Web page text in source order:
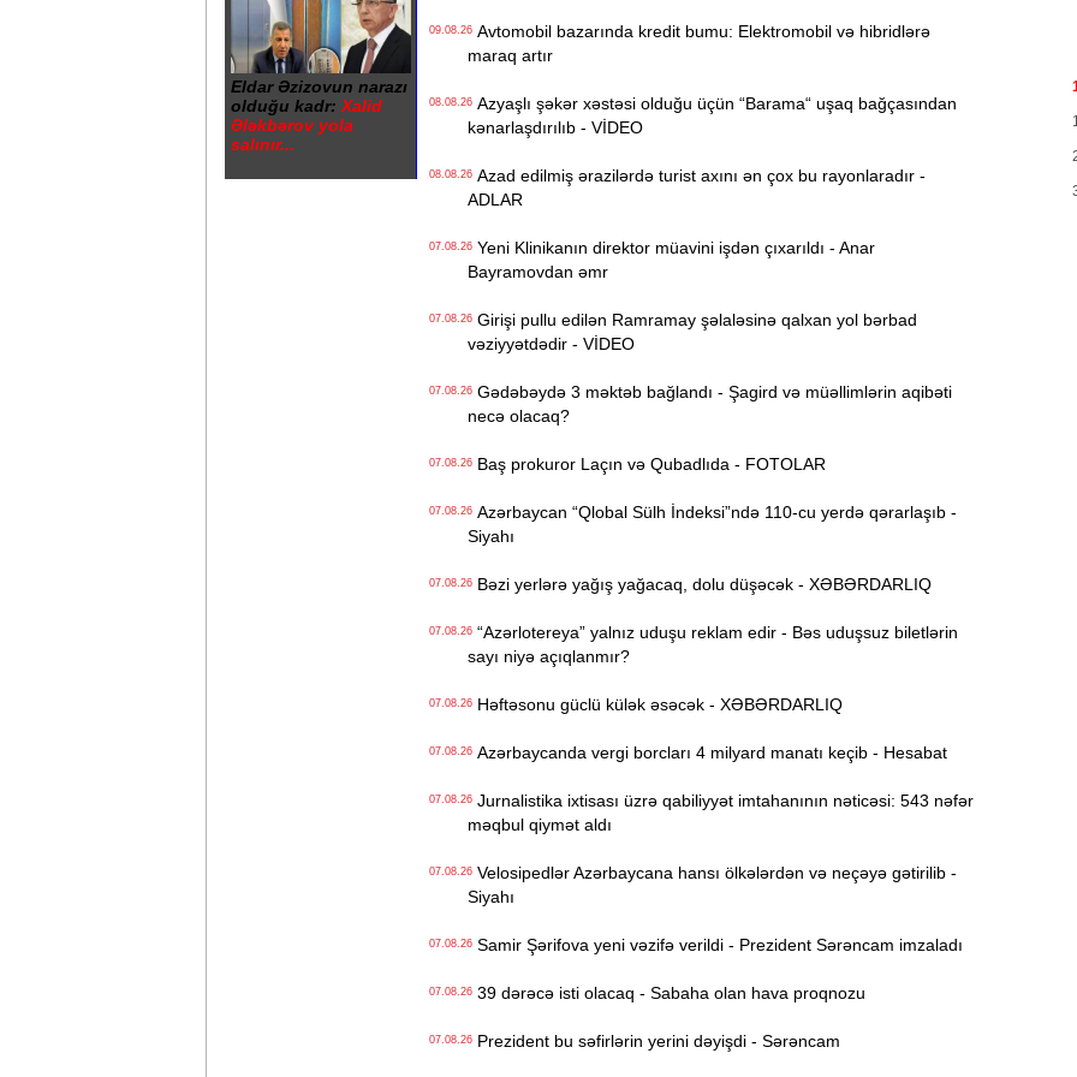
Eldar Əzizovun narazı
olduğu kadr: Xalid
Ələkbərov yola
salınır...
09.08.26Avtomobil bazarında kredit bumu: Elektromobil və hibridlərə
maraq artır
08.08.26Azyaşlı şəkər xəstəsi olduğu üçün “Barama“ uşaq bağçasından
kənarlaşdırılıb - VİDEO
08.08.26Azad edilmiş ərazilərdə turist axını ən çox bu rayonlaradır -
ADLAR
07.08.26Yeni Klinikanın direktor müavini işdən çıxarıldı - Anar
Bayramovdan əmr
07.08.26Girişi pullu edilən Ramramay şəlaləsinə qalxan yol bərbad
vəziyyətdədir - VİDEO
07.08.26Gədəbəydə 3 məktəb bağlandı - Şagird və müəllimlərin aqibəti
necə olacaq?
07.08.26Baş prokuror Laçın və Qubadlıda - FOTOLAR
07.08.26Azərbaycan “Qlobal Sülh İndeksi”ndə 110-cu yerdə qərarlaşıb -
Siyahı
07.08.26Bəzi yerlərə yağış yağacaq, dolu düşəcək - XƏBƏRDARLIQ
07.08.26“Azərlotereya” yalnız uduşu reklam edir - Bəs uduşsuz biletlərin
sayı niyə açıqlanmır?
07.08.26Həftəsonu güclü külək əsəcək - XƏBƏRDARLIQ
07.08.26Azərbaycanda vergi borcları 4 milyard manatı keçib - Hesabat
07.08.26Jurnalistika ixtisası üzrə qabiliyyət imtahanının nəticəsi: 543 nəfər
məqbul qiymət aldı
07.08.26Velosipedlər Azərbaycana hansı ölkələrdən və neçəyə gətirilib -
Siyahı
07.08.26Samir Şərifova yeni vəzifə verildi - Prezident Sərəncam imzaladı
07.08.2639 dərəcə isti olacaq - Sabaha olan hava proqnozu
07.08.26Prezident bu səfirlərin yerini dəyişdi - Sərəncam